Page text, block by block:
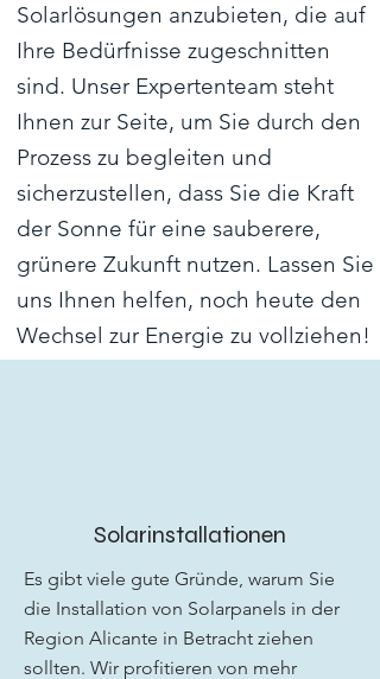
Solarlösungen anzubieten, die auf
Ihre Bedürfnisse zugeschnitten
sind. Unser Expertenteam steht
Ihnen zur Seite, um Sie durch den
Prozess zu begleiten und
sicherzustellen, dass Sie die Kraft
der Sonne für eine sauberere,
grünere Zukunft nutzen. Lassen Sie
uns Ihnen helfen, noch heute den
Wechsel zur Energie zu vollziehen!
Solarinstallationen
Es gibt viele gute Gründe, warum Sie
die Installation von Solarpanels in der
Region Alicante in Betracht ziehen
sollten. Wir profitieren von mehr